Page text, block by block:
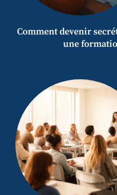
Comment devenir
une